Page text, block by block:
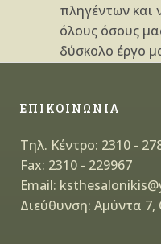
πληγέντων και
όλους όσους
δύσκολο έργο
ΕΠΙΚΟΙΝΩΝΙΑ
Τηλ. Κέντρο: 2310 -
Fax: 2310 - 229967
Email:
Διεύθυνση: Αμύντα 7,